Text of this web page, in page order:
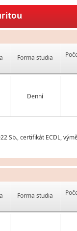
Forma studia
Denní
Sb., certifikát ECDL,
Forma studia